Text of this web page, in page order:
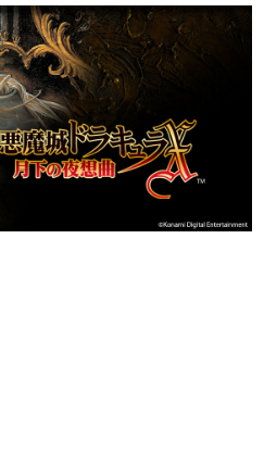
を受けた作家さんに取材し、ゲームが
業やカルチャーに与えた影響を探る企
ーム産業史
ム史における主要なトピック・タイト
開発者へのインタビューや識者による
の歴史が一望できる決定版！
ゲームクリエイターの青春〜
と箸』等で知られるマンガ家・田中圭
業界レポートマンガです。